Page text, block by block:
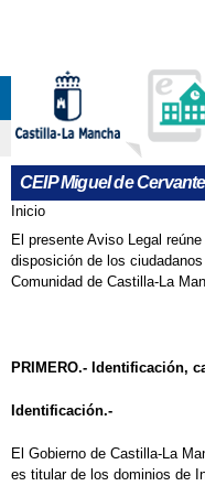
CEIP Miguel de
Se encuentra
Inicio
El presente Aviso Legal
disposición de los
Comunidad de Castilla-La
PRIMERO.- Identificación,
Identificación.-
El Gobierno de Castilla-La
es titular de los dominios de